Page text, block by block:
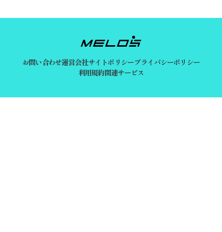
お問い合わせ運営会社サイトポリシープライバシーポリシー
利用規約関連サービス